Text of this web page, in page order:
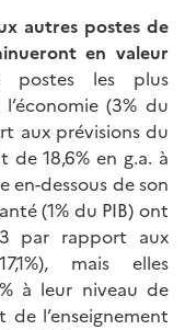
autres postes de
en valeur
postes les plus
(3% du
aux prévisions du
de 18,6% en g.a. à
en-dessous de son
(1% du PIB) ont
par rapport aux
mais elles
à leur niveau de
de l’enseignement